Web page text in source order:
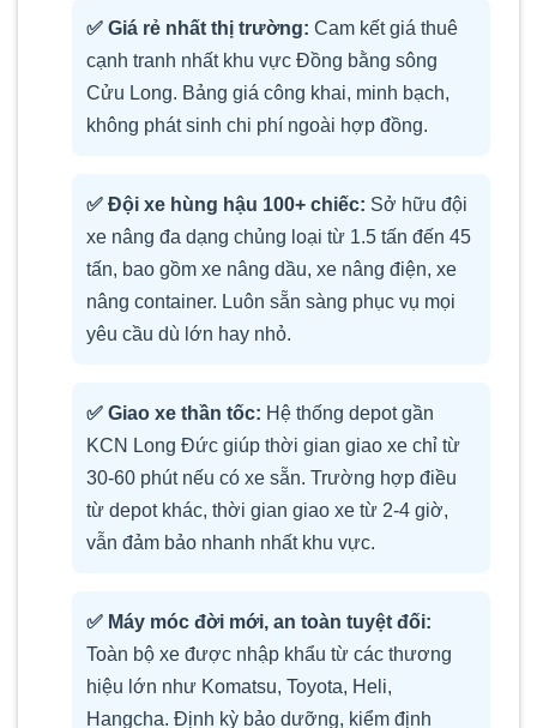
✅ Giá rẻ nhất thị trường: Cam kết giá thuê
cạnh tranh nhất khu vực Đồng bằng sông
Cửu Long. Bảng giá công khai, minh bạch,
không phát sinh chi phí ngoài hợp đồng.
✅ Đội xe hùng hậu 100+ chiếc: Sở hữu đội
xe nâng đa dạng chủng loại từ 1.5 tấn đến 45
tấn, bao gồm xe nâng dầu, xe nâng điện, xe
nâng container. Luôn sẵn sàng phục vụ mọi
yêu cầu dù lớn hay nhỏ.
✅ Giao xe thần tốc: Hệ thống depot gần
KCN Long Đức giúp thời gian giao xe chỉ từ
30-60 phút nếu có xe sẵn. Trường hợp điều
từ depot khác, thời gian giao xe từ 2-4 giờ,
vẫn đảm bảo nhanh nhất khu vực.
✅ Máy móc đời mới, an toàn tuyệt đối:
Toàn bộ xe được nhập khẩu từ các thương
hiệu lớn như Komatsu, Toyota, Heli,
Hangcha. Định kỳ bảo dưỡng, kiểm định